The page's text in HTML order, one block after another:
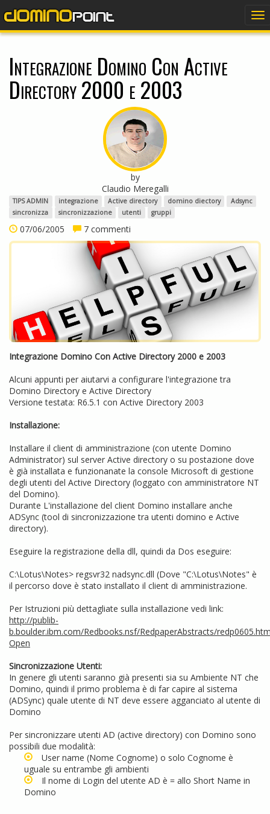
Integrazione Domino Con Active
Directory 2000 e 2003
by
Claudio Meregalli
TIPS ADMIN integrazione Active directory domino diectory
Adsync
sincronizza
sincronizzazione utenti gruppi
07/06/2005 7 commenti
Integrazione Domino Con Active Directory 2000 e 2003
Alcuni appunti per aiutarvi a configurare l'integrazione tra
Domino Directory e Active Directory
Versione testata: R6.5.1 con Active Directory 2003
Installazione:
Installare il client di amministrazione (con utente Domino
Administrator) sul server Active directory o su postazione dove
è già installata e funzionanate la console Microsoft di gestione
degli utenti del Active Directory (loggato con amministratore NT
del Domino).
Durante L'installazione del client Domino installare anche
ADSync (tool di sincronizzazione tra utenti domino e Active
directory).
Eseguire la registrazione della dll, quindi da Dos eseguire:
C:\Lotus\Notes> regsvr32 nadsync.dll (Dove "C:\Lotus\Notes" è
il percorso dove è stato installato il client di amministrazione.
Per Istruzioni più dettagliate sulla installazione vedi link:
http://publib-
b.boulder.ibm.com/Redbooks.nsf/RedpaperAbstracts/
Open
Sincronizzazione Utenti:
In genere gli utenti saranno già presenti sia su Ambiente NT che
Domino, quindi il primo problema è di far capire al sistema
(ADSync) quale utente di NT deve essere agganciato al utente di
Domino
Per sincronizzare utenti AD (active directory) con Domino sono
possibili due modalità:
User name (Nome Cognome) o solo Cognome è
uguale su entrambe gli ambienti
Il nome di Login del utente AD è = allo Short Name in
Domino